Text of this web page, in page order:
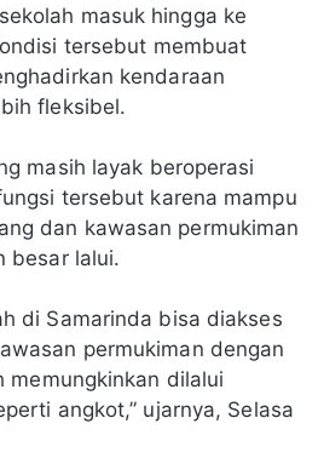
masuk hingga ke
tersebut membuat
kendaraan
fleksibel.
masih layak beroperasi
tersebut karena mampu
dan kawasan permukiman
besar lalui.
di Samarinda bisa diakses
permukiman dengan
memungkinkan dilalui
angkot,” ujarnya, Selasa